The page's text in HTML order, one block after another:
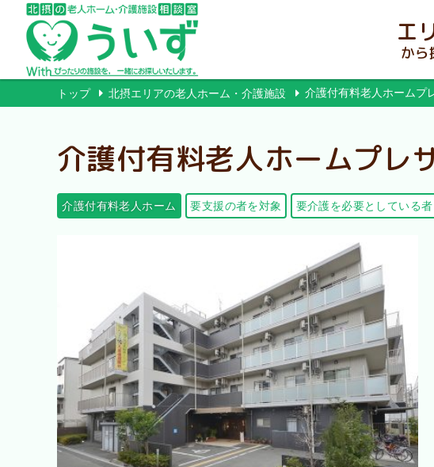
エ
から
トップ 北摂エリアの老人ホーム・介護施設 介護付有料老人ホームプ
介護付有料老人ホームプレ
介護付有料老人ホーム 要支援の者を対象 要介護を必要としている者